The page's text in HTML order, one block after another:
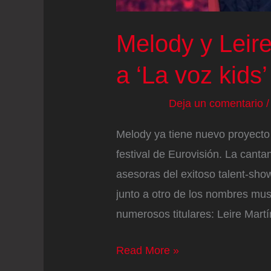
Melody y
a ‘La voz kids’
Deja un comentario /
Melody ya tiene nuevo
festival de Eurovisión. La
asesoras del exitoso talent-
junto a otro de los nombres
numerosos titulares: Leire
Melody
Read More »